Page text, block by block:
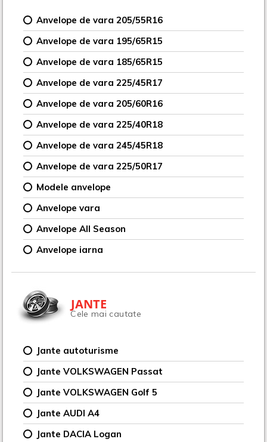
Anvelope de vara 205/55R16
Anvelope de vara 195/65R15
Anvelope de vara 185/65R15
Anvelope de vara 225/45R17
Anvelope de vara 205/60R16
Anvelope de vara 225/40R18
Anvelope de vara 245/45R18
Anvelope de vara 225/50R17
Modele anvelope
Anvelope vara
Anvelope All Season
Anvelope iarna
JANTE
Cele mai cautate
Jante autoturisme
Jante VOLKSWAGEN Passat
Jante VOLKSWAGEN Golf 5
Jante AUDI A4
Jante DACIA Logan